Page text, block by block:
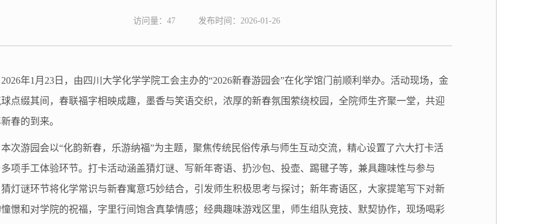
访问量： 47 发布时间：2026-01-26
2026年1 月 23 日，由四川大学化学学院工会主办的“2026新春游园会”在化学馆门前顺利举办。活动现场，金
点缀其间，春联福字相映成趣，墨香与笑语交织，浓厚的新春氛围萦绕校园，全院师生齐聚一堂，共迎
春的到来。
本次游园会以“化韵新春，乐游纳福”为主题，聚焦传统民俗传承与师生互动交流，精心设置了六大打卡活
项手工体验环节。打卡活动涵盖猜灯谜、写新年寄语、扔沙包、投壶、踢毽子等，兼具趣味性与参与
灯谜环节将化学常识与新春寓意巧妙结合，引发师生积极思考与探讨；新年寄语区，大家提笔写下对新
憬和对学院的祝福，字里行间饱含真挚情感；经典趣味游戏区里，师生组队竞技、默契协作，现场喝彩